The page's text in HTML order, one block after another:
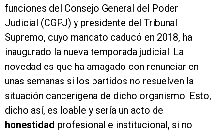
funciones del Consejo General del Poder
Judicial (CGPJ) y presidente del Tribunal
Supremo, cuyo mandato caducó en 2018, ha
inaugurado la nueva temporada judicial. La
novedad es que ha amagado con renunciar en
unas semanas si los partidos no resuelven la
situación cancerígena de dicho organismo. Esto,
dicho así, es loable y sería un acto de
honestidad profesional e institucional, si no